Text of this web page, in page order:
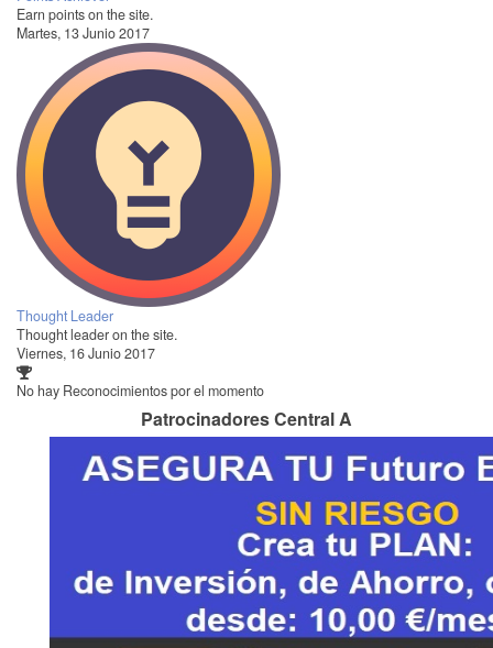
Earn points on the site.
Martes, 13 Junio 2017
Thought Leader
Thought leader on the site.
Viernes, 16 Junio 2017
No hay Reconocimientos por el momento
Patrocinadores Central A